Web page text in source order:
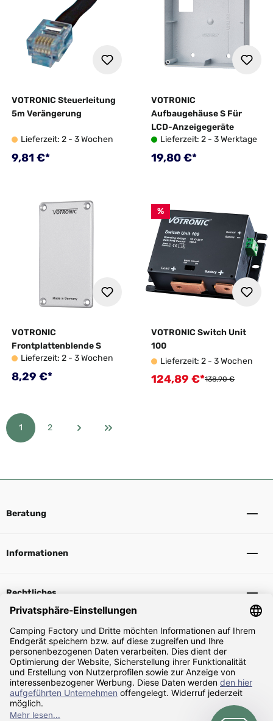
VOTRONIC Steuerleitung
5m Verängerung
Lieferzeit: 2 - 3 Wochen
Regulärer Preis:
9,81 €*
VOTRONIC
Aufbaugehäuse S Für
LCD-Anzeigegeräte
Lieferzeit: 2 - 3 Werktage
Regulärer Preis:
19,80 €*
VOTRONIC
Frontplattenblende S
Lieferzeit: 2 - 3 Wochen
Regulärer Preis:
8,29 €*
%
VOTRONIC Switch Unit
100
Lieferzeit: 2 - 3 Wochen
Verkaufspreis:
124,89 €*Regulärer Preis:
138,90 €
Seite
1 Seite
2
Beratung
Informationen
Rechtliches